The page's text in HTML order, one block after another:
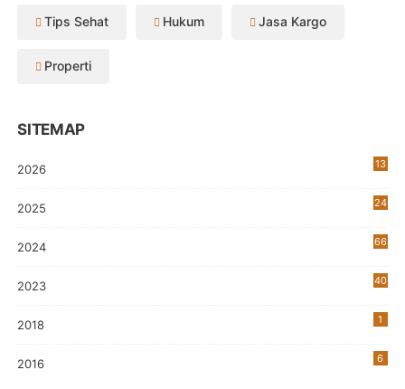
Tips Sehat Hukum Jasa Kargo
Properti
SITEMAP
2026 13
2025 24
2024 66
2023
40
2018 1
2016 6